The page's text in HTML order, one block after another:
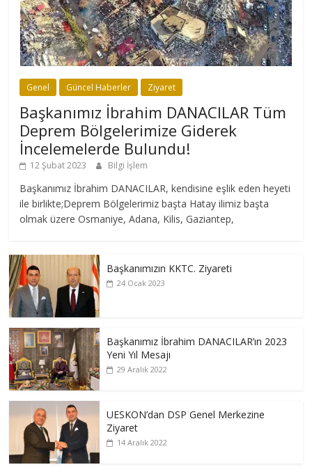
Genel Güncel Haberler Ziyaret
Başkanımız İbrahim DANACILAR Tüm
Deprem Bölgelerimize Giderek
İncelemelerde Bulundu!
12 Şubat 2023 Bilgi İşlem
Başkanımız İbrahim DANACILAR, kendisine eşlik eden heyeti
ile birlikte;Deprem Bölgelerimiz başta Hatay ilimiz başta
olmak üzere Osmaniye, Adana, Kilis, Gaziantep,
Başkanımızın KKTC. Ziyareti
24 Ocak 2023
Başkanımız İbrahim DANACILAR’ın 2023
Yeni Yıl Mesajı
29 Aralık 2022
UESKON’dan DSP Genel Merkezine
Ziyaret
14 Aralık 2022